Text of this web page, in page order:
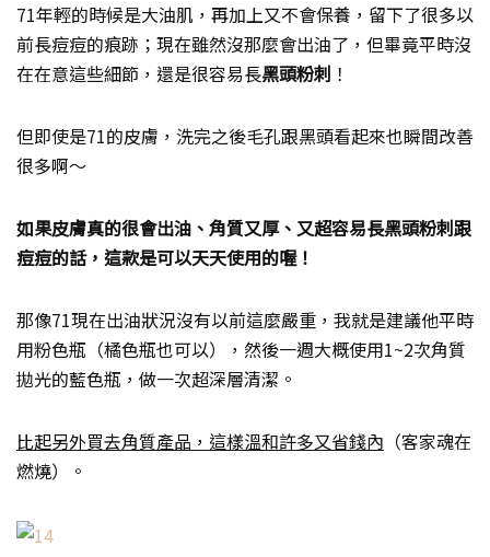
71年輕的時候是大油肌，再加上又不會保養，留下了很多以
前長痘痘的痕跡；現在雖然沒那麼會出油了，但畢竟平時沒
在在意這些細節，還是很容易長黑頭粉刺 ！
但即使是71的皮膚，洗完之後毛孔跟黑頭看起來也瞬間改善
很多啊～
如果皮膚真的很會出油、角質又厚、又超容易長黑頭粉刺跟
痘痘的話，這款是可以天天使用的喔！
那像71現在出油狀況沒有以前這麼嚴重，我就是建議他平時
用粉色瓶（橘色瓶也可以），然後一週大概使用1~2次角質
拋光的藍色瓶，做一次超深層清潔。
比起另外買去角質產品，這樣溫和許多又省錢內 （客家魂在
燃燒）。